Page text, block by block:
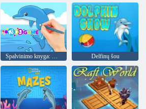
Spalvinimo knyga: mielas delfinas Delfinų šou